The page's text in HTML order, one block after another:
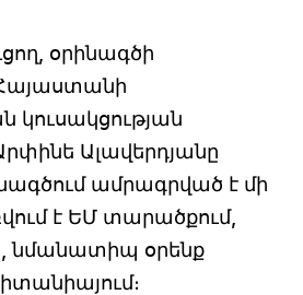
օրինագծի
Ալավերդյանը
ամրագրված է մի
է ԵՄ տարածքում,
նմանատիպ օրենք